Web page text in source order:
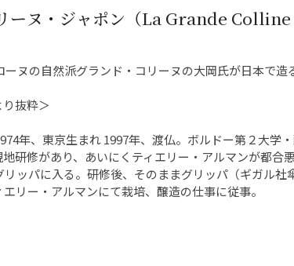
ーヌ・ジャポン（La Grande Colline
ヌの自然派グランド・コリーヌの大岡氏が日本で造
抜粋＞
年、東京生まれ 1997年、渡仏。ボルドー第２大学
研修があり、あいにくティエリー・アルマンが都合悪
リッパに入る。研修後、そのままグリッパ（ギガル社
リー・アルマンにて栽培、醸造の仕事に従事。